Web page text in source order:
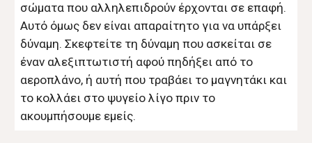
σώματα που αλληλεπιδρούν έρχονται σε επαφή.
Αυτό όμως δεν είναι απαραίτητο για να υπάρξει
δύναμη. Σκεφτείτε τη δύναμη που ασκείται σε
έναν αλεξιπτωτιστή αφού πηδήξει από το
αεροπλάνο, ή αυτή που τραβάει το μαγνητάκι και
το κολλάει στο ψυγείο λίγο πριν το
ακουμπήσουμε εμείς.